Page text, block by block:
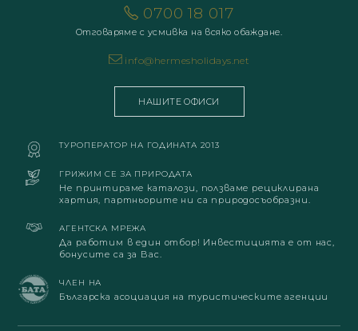
0700 18 017
Отговаряме с усмивка на всяко обаждане.
info@hermesholidays.net
НАШИТЕ ОФИСИ
ТУРОПЕРАТОР НА ГОДИНАТА 2013
ГРИЖИМ СЕ ЗА ПРИРОДАТА
Не принтираме каталози, ползваме рециклирана
хартия, партньорите ни са природосъобразни.
АГЕНТСКА МРЕЖА
Да работим в един отбор! Инвестицията е от нас,
бонусите са за Вас.
ЧЛЕН НА
Българска асоциация на туристическите агенции